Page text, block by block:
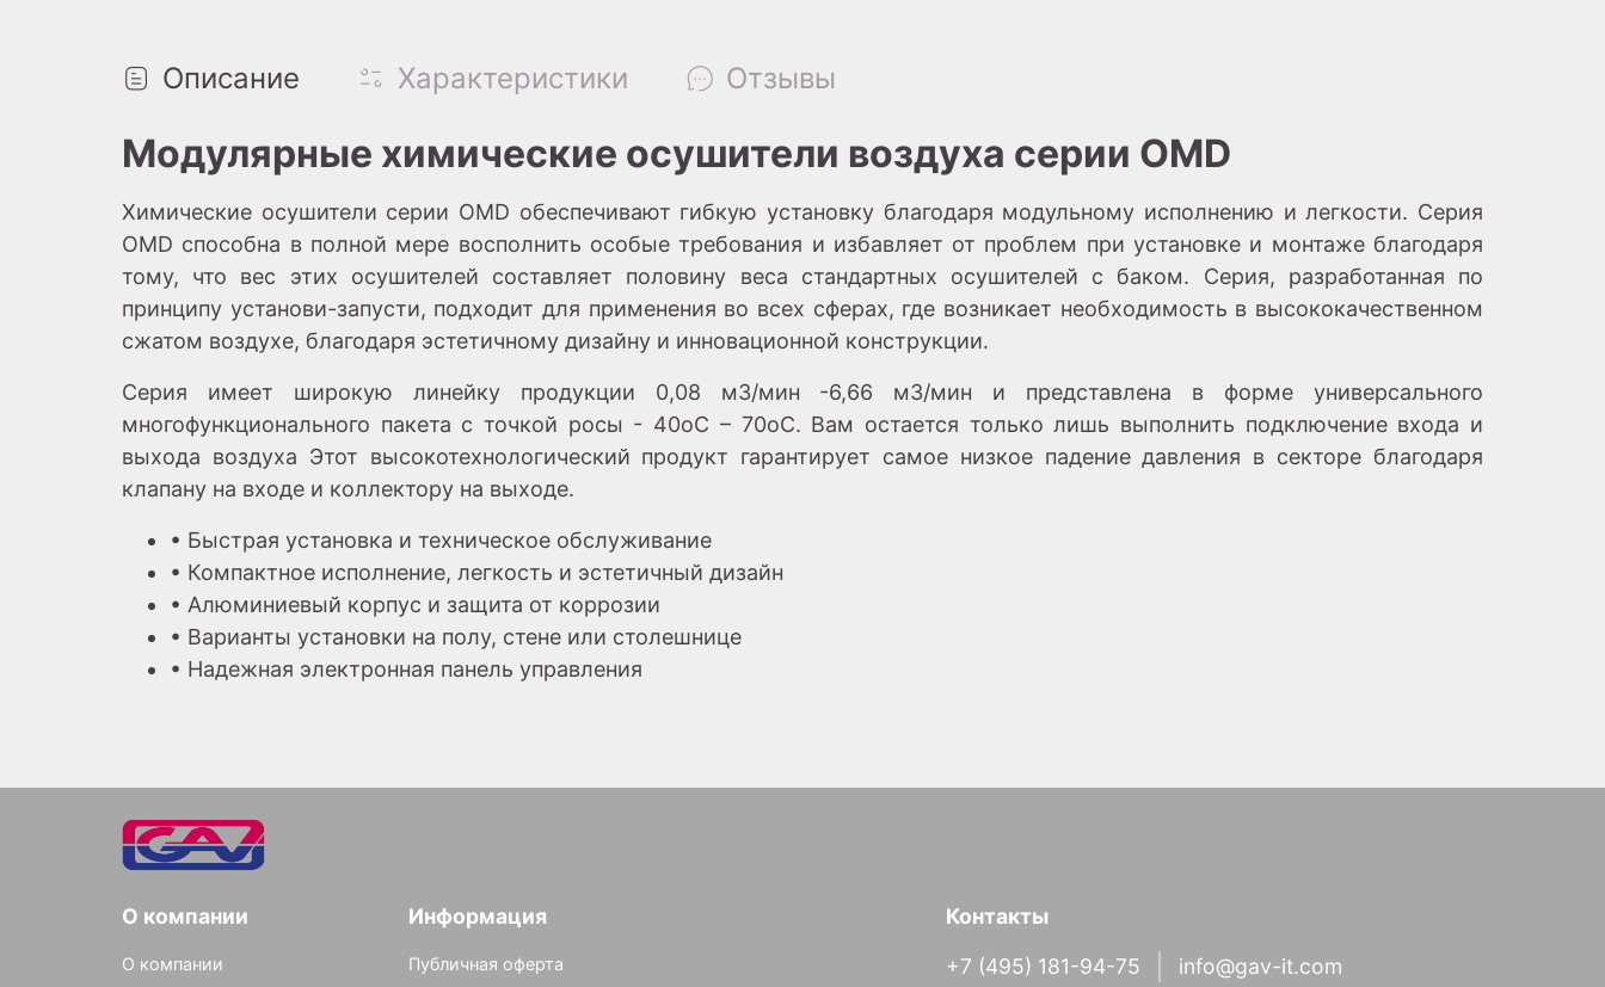
Описание Характеристики Отзывы
Модулярные химические осушители воздуха серии OMD
Химические осушители серии OMD обеспечивают гибкую установку благодаря модульному исполнению и легкости. Серия
OMD способна в полной мере восполнить особые требования и избавляет от проблем при установке и монтаже благодаря
тому, что вес этих осушителей составляет половину веса стандартных осушителей с баком. Серия, разработанная по
принципу установи-запусти, подходит для применения во всех сферах, где возникает необходимость в высококачественном
сжатом воздухе, благодаря эстетичному дизайну и инновационной конструкции.
Серия имеет широкую линейку продукции 0,08 м3/мин -6,66 м3/мин и представлена в форме универсального
многофункционального пакета с точкой росы - 40oC – 70oC. Вам остается только лишь выполнить подключение входа и
выхода воздуха Этот высокотехнологический продукт гарантирует самое низкое падение давления в секторе благодаря
клапану на входе и коллектору на выходе.
• Быстрая установка и техническое обслуживание
• Компактное исполнение, легкость и эстетичный дизайн
• Алюминиевый корпус и защита от коррозии
• Варианты установки на полу, стене или столешнице
• Надежная электронная панель управления
О компании
О компании
Информация
Публичная оферта
Контакты
+7 (495) 181-94-75
info@gav-it.com